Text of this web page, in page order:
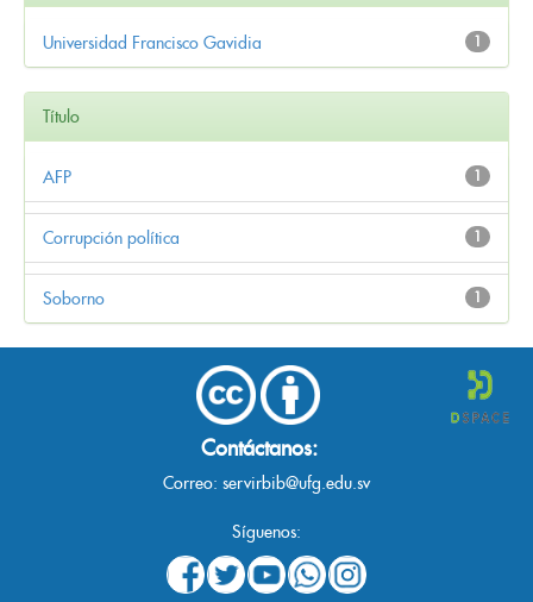
1
Universidad Francisco Gavidia
Título
1
AFP
1
Corrupción política
1
Soborno
Contáctanos:
Correo: servirbib@ufg.edu.sv
Síguenos: